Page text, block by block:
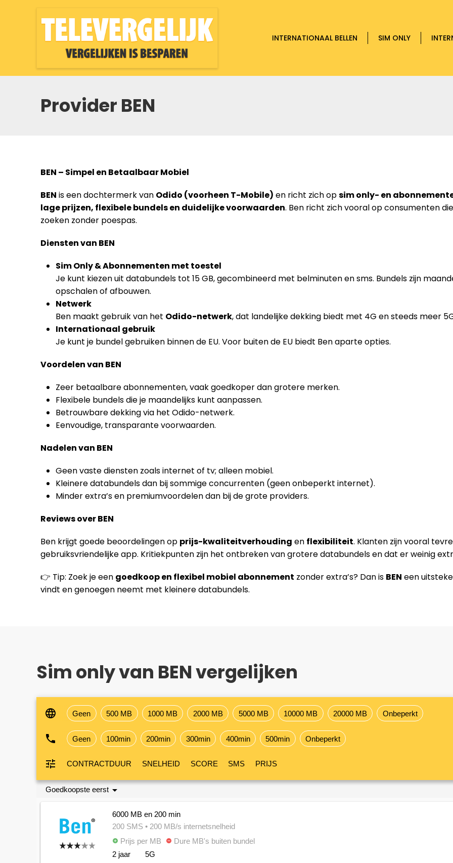
INTERNATIONAAL BELLEN SIM ONLY
Provider BEN
BEN – Simpel en Betaalbaar Mobiel
BEN is een dochtermerk van Odido (voorheen T-Mobile) en richt zich opsim only- en
lage prijzen, flexibele bundels en duidelijke voorwaarden. Ben richt zich vooral op consumenten
zoeken zonder poespas.
Diensten van BEN
Sim Only & Abonnementen met toestel
Je kunt kiezen uit databundels tot 15 GB, gecombineerd met belminuten en sms. Bundels zijn
opschalen of afbouwen.
Netwerk
Ben maakt gebruik van het Odido-netwerk, dat landelijke dekking biedt met 4G en steeds meer
Internationaal gebruik
Je kunt je bundel gebruiken binnen de EU. Voor buiten de EU biedt Ben aparte opties.
Voordelen van BEN
Zeer betaalbare abonnementen, vaak goedkoper dan grotere merken.
Flexibele bundels die je maandelijks kunt aanpassen.
Betrouwbare dekking via het Odido-netwerk.
Eenvoudige, transparante voorwaarden.
Nadelen van BEN
Geen vaste diensten zoals internet of tv; alleen mobiel.
Kleinere databundels dan bij sommige concurrenten (geen onbeperkt internet).
Minder extra’s en premiumvoordelen dan bij de grote providers.
Reviews over BEN
Ben krijgt goede beoordelingen op prijs-kwaliteitverhouding en flexibiliteit. Klanten zijn vooral
gebruiksvriendelijke app. Kritiekpunten zijn het ontbreken van grotere databundels en dat er weinig
👉 Tip: Zoek je een goedkoop en flexibel mobiel abonnement zonder extra’s? Dan is BEN een
vindt en genoegen neemt met kleinere databundels.
Sim only van BEN vergelijken
language Geen 500 MB 1000 MB 2000 MB 5000 MB 10000 MB 20000 MB Onbeperkt
phone Geen 100min 200min 300min 400min 500min Onbeperkt
tune
CONTRACTDUUR SNELHEID SCORE SMS PRIJS
Goedkoopste eerst arrow_drop_down
6000 MB en 200 min
200 SMS • 200 MB/s internetsnelheid
add_circle Prijs per MB remove_circle Dure MB's buiten bundel
2 jaar
5G